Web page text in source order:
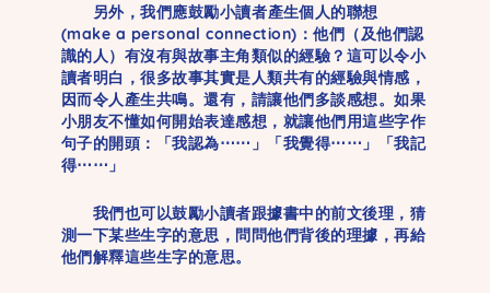
另外，我們應鼓勵小讀者產生個人的聯想
(make a personal connection) ：他們（及他們認
識的人）有沒有與故事主角類似的經驗？這可以令小
讀者明白，很多故事其實是人類共有的經驗與情感，
因而令人產生共鳴。還有，請讓他們多談感想。如果
小朋友不懂如何開始表達感想，就讓他們用這些字作
句子的開頭：「我認為⋯⋯」「我覺得⋯⋯」「我記
得⋯⋯」
我們也可以鼓勵小讀者跟據書中的前文後理，猜
測一下某些生字的意思，問問他們背後的理據，再給
他們解釋這些生字的意思。